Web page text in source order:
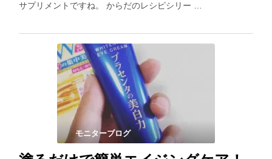
サプリメントですね。 からだのレシピシリー …
モニターブログ